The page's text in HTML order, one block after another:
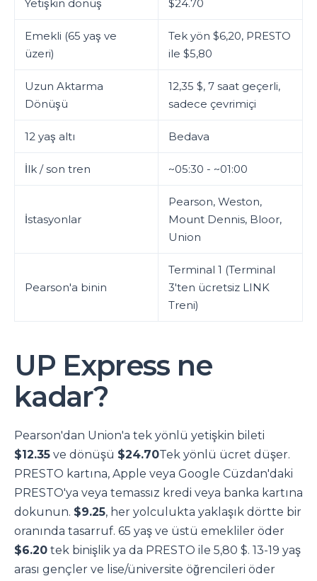
Yetişkin dönüş $24.70
Emekli (65 yaş ve
üzeri)
Tek yön $6,20, PRESTO
ile $5,80
Uzun Aktarma
Dönüşü
12,35 $, 7 saat geçerli,
sadece çevrimiçi
12 yaş altı Bedava
İlk / son tren ~05:30 - ~01:00
İstasyonlar
Pearson, Weston,
Mount Dennis, Bloor,
Union
Pearson'a binin
Terminal 1 (Terminal
3'ten ücretsiz LINK
Treni)
UP Express ne
kadar?
Pearson'dan Union'a tek yönlü yetişkin bileti
$12.35 ve dönüşü $24.70Tek yönlü ücret düşer.
PRESTO kartına, Apple veya Google Cüzdan'daki
PRESTO'ya veya temassız kredi veya banka kartına
dokunun. $9.25, her yolculukta yaklaşık dörtte bir
oranında tasarruf. 65 yaş ve üstü emekliler öder
$6.20 tek binişlik ya da PRESTO ile 5,80 $. 13-19 yaş
arası gençler ve lise/üniversite öğrencileri öder